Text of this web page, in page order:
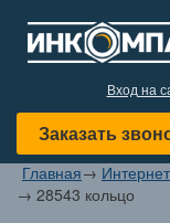
Вход на
Заказать
Главная→
→ 28543 кольцо